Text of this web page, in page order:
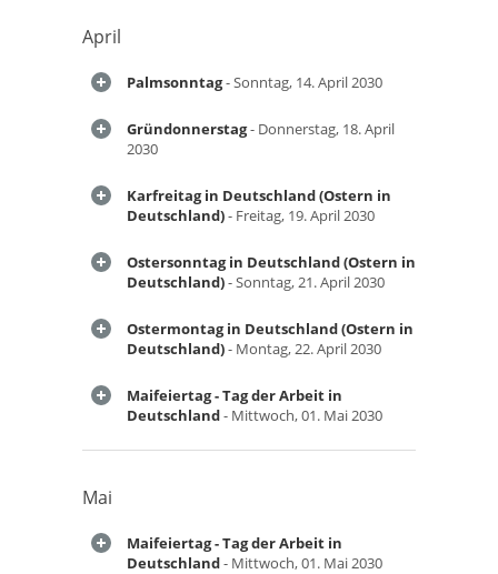
April
Palmsonntag- Sonntag, 14. April 2030
Gründonnerstag- Donnerstag, 18. April
2030
Karfreitag in Deutschland (Ostern in
Deutschland)- Freitag, 19. April 2030
Ostersonntag in Deutschland (Ostern in
Deutschland)- Sonntag, 21. April 2030
Ostermontag in Deutschland (Ostern in
Deutschland)- Montag, 22. April 2030
Maifeiertag - Tag der Arbeit in
Deutschland- Mittwoch, 01. Mai 2030
Mai
Maifeiertag - Tag der Arbeit in
Deutschland- Mittwoch, 01. Mai 2030